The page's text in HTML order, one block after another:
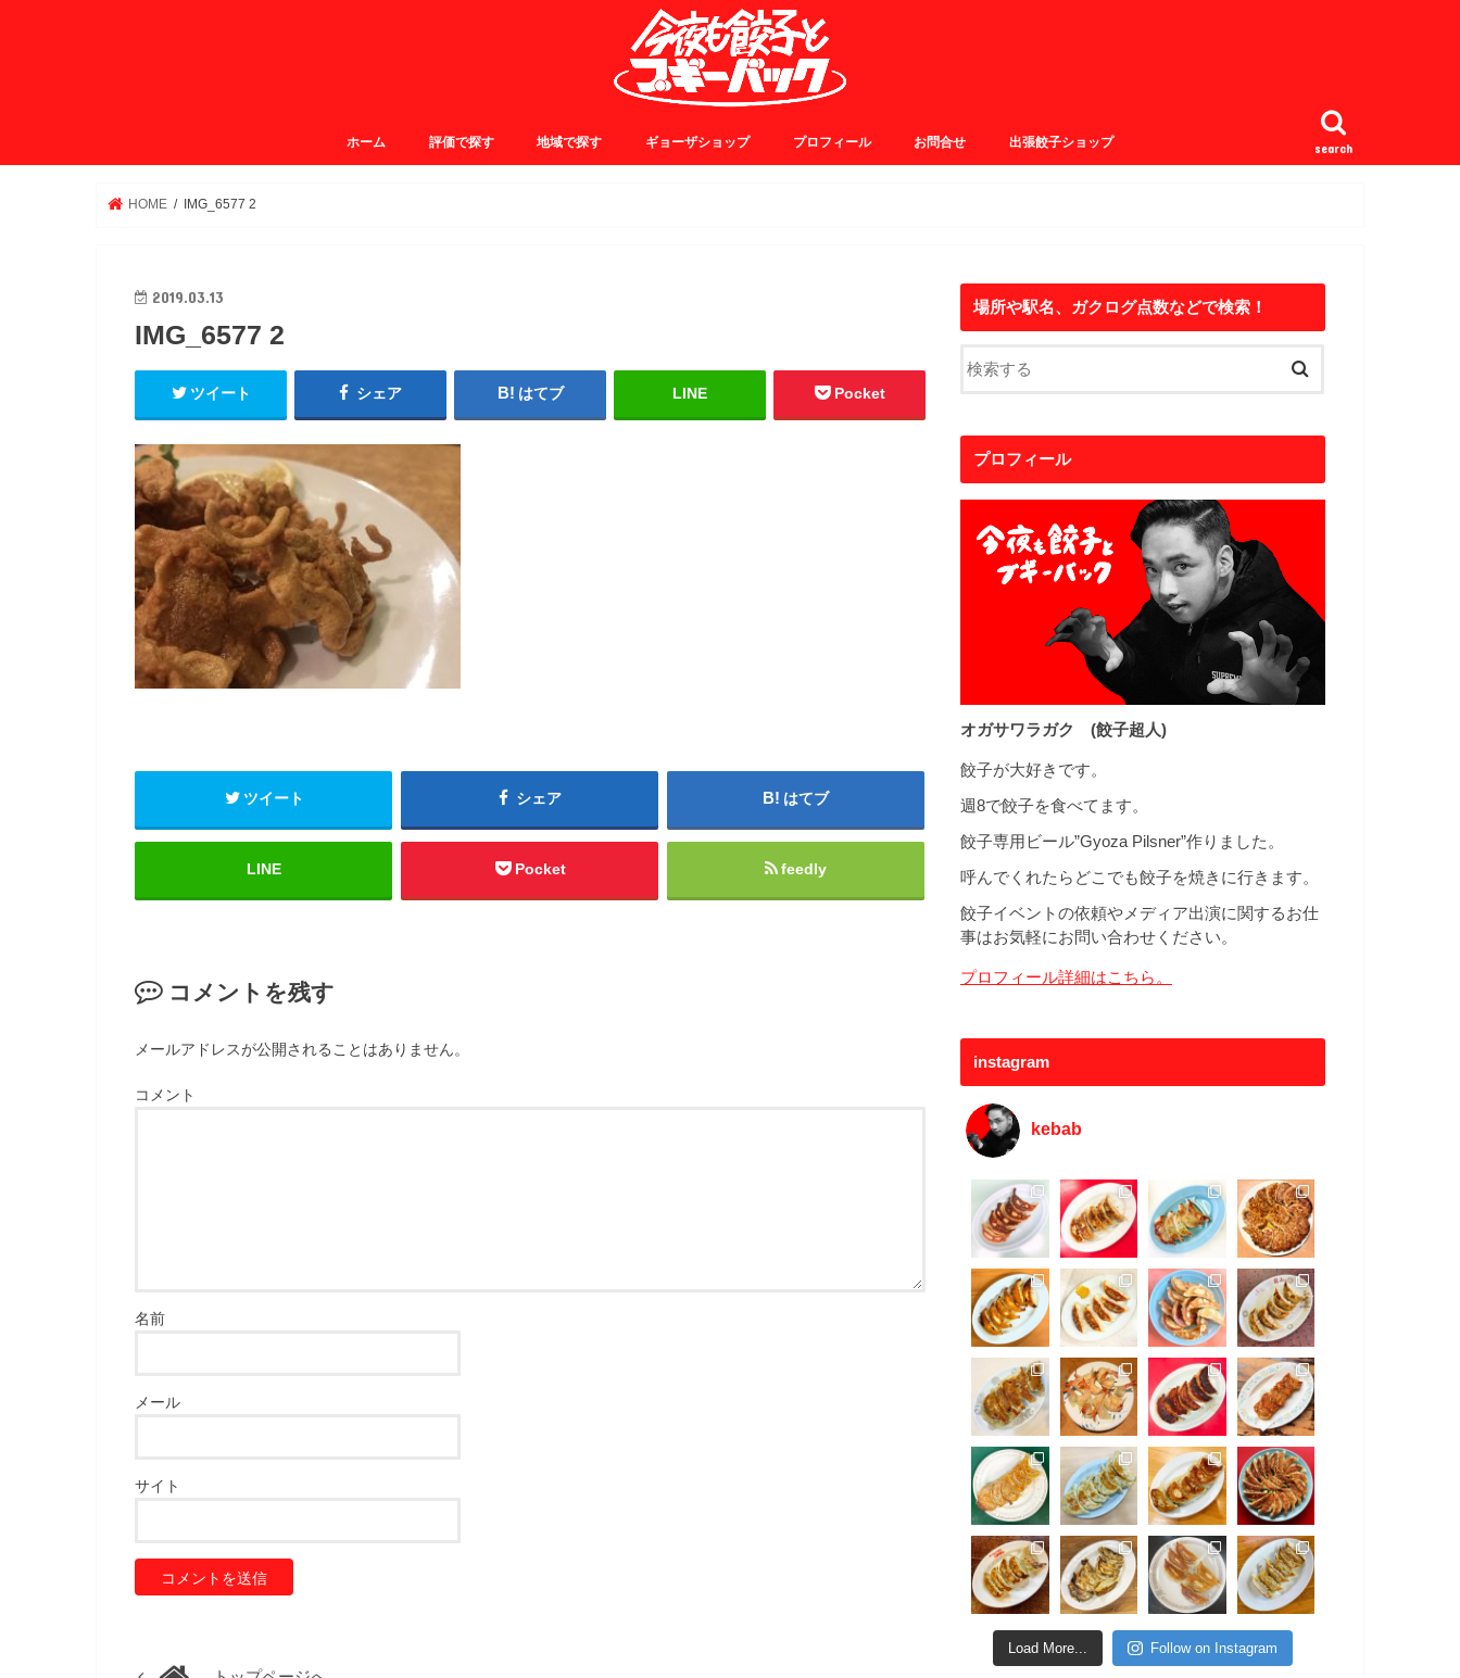
search
ホーム 評価で探す 地域で探す ギョーザショップ プロフィール お問合せ 出張餃子ショップ
HOME IMG_6577 2
2019.03.13
IMG_6577 2
ツイート シェア はてブ LINE Pocket
ツイート シェア はてブ
LINE Pocket feedly
コメントを残す
メールアドレスが公開されることはありません。
コメント
名前
メール
サイト
場所や駅名、ガクログ点数などで検索！
プロフィール
オガサワラガク (餃子超人)
餃子が大好きです。
週8で餃子を食べてます。
餃子専用ビール”Gyoza Pilsner”作りました。
呼んでくれたらどこでも餃子を焼きに行きます。
餃子イベントの依頼やメディア出演に関するお仕
事はお気軽にお問い合わせください。
プロフィール詳細はこちら。
instagram
kebab
Load More... Follow on Instagram